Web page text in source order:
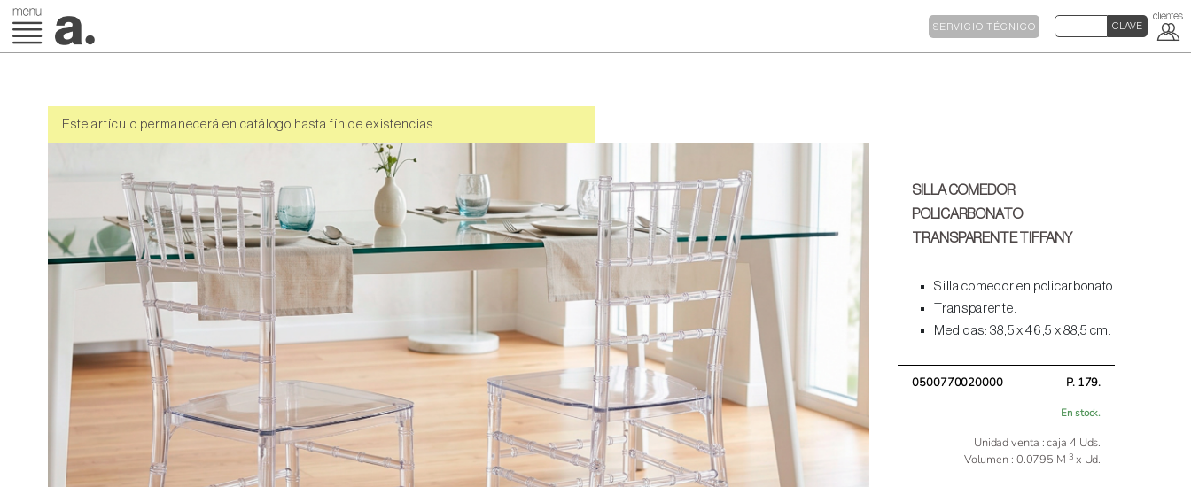
SERVICIO TÉCNICO
Este artículo permanecerá en catálogo hasta fín de existencias.
SILLA COMEDOR
POLICARBONATO
TRANSPARENTE TIFFANY
Silla comedor en policarbonato.
Transparente.
Medidas: 38,5 x 46,5 x 88,5 cm.
0500770020000 P. 179.
En stock.
Unidad venta : caja 4 Uds.
Volumen : 0.0795 M 3 x Ud.